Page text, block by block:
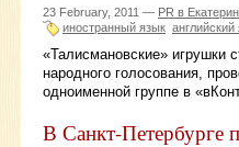
23 February, 2011 — PR в
иностранный язык английский
«Талисмановские» игрушки
народного голосования,
одноименной группе в
В Санкт-Петербурге